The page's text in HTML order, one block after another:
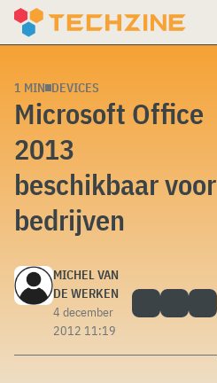
Skip
1 MIN DEVICES
Microsoft Office
2013
beschikbaar voor
bedrijven
MICHEL VAN
DE WERKEN
4 december
2012 11:19